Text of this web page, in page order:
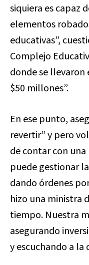
siquiera es capaz
elementos
educativas”,
Complejo
donde se llevaron
$50 millones”.
En ese punto,
revertir” y pero
de contar con
puede gestionar
dando órdenes
hizo una ministra
tiempo. Nuestra
asegurando
y escuchando a la